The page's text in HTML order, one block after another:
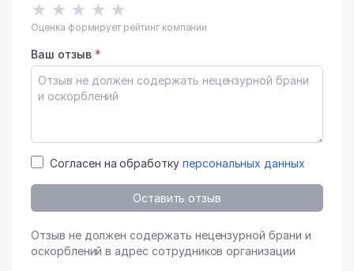
★ ★ ★ ★ ★
Оценка формирует рейтинг компании
Ваш отзыв *
Согласен на обработку персональных данных
Оставить отзыв
Отзыв не должен содержать нецензурной брани и
оскорблений в адрес сотрудников организации